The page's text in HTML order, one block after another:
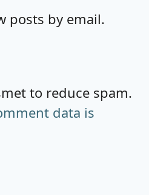
posts by email.
to reduce spam.
data is